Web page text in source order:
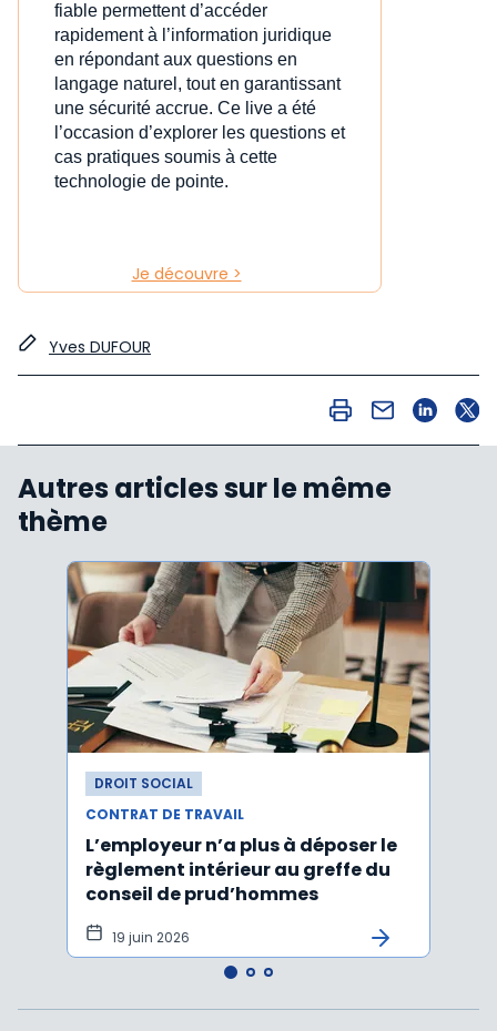
fiable permettent d’accéder
rapidement à l’information juridique
en répondant aux questions en
langage naturel, tout en garantissant
une sécurité accrue. Ce live a été
l’occasion d’explorer les questions et
cas pratiques soumis à cette
technologie de pointe.
Je découvre >
Yves DUFOUR
Autres articles sur le même
thème
DROIT SOCIAL
CONTRAT DE TRAVAIL
L’employeur n’a plus à déposer le
règlement intérieur au greffe du
conseil de prud’hommes
19 juin 2026